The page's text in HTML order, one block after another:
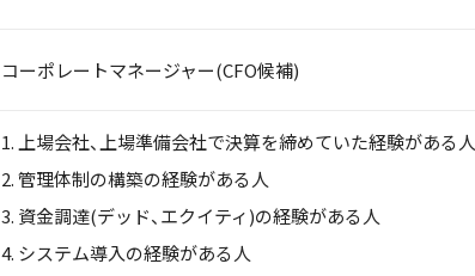
コーポレートマネージャー(CFO候補)
上場会社、上場準備会社で決算を締めていた経験がある人
管理体制の構築の経験がある人
資金調達(デッド、エクイティ)の経験がある人
システム導入の経験がある人